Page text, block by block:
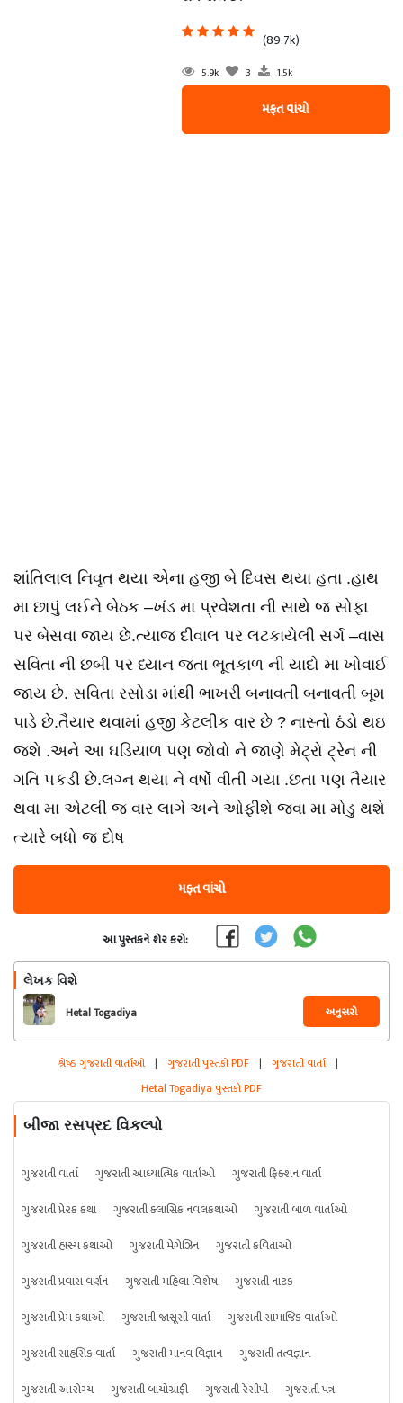
(89.7k)
5.9k 3 1.5k
મફત વાંચો
શાંતિલાલ નિવૃત થયા એના હજી બે દિવસ થયા હતા .હાથ
મા છાપું લઈને બેઠક –ખંડ મા પ્રવેશતા ની સાથે જ સોફા
પર બેસવા જાય છે.ત્યાજ દીવાલ પર લટકાયેલી સર્ગ –વાસ
સવિતા ની છબી પર ધ્યાન જતા ભૂતકાળ ની યાદો મા ખોવાઈ
જાય છે. સવિતા રસોડા માંથી ભાખરી બનાવતી બનાવતી બૂમ
પાડે છે.તૈયાર થવામાં હજી કેટલીક વાર છે ? નાસ્તો ઠંડો થઇ
જશે .અને આ ઘડિયાળ પણ જોવો ને જાણે મેટ્રો ટ્રેન ની
ગતિ પકડી છે.લગ્ન થયા ને વર્ષો વીતી ગયા .છતા પણ તૈયાર
થવા મા એટલી જ વાર લાગે અને ઓફીશે જવા મા મોડુ થશે
ત્યારે બધો જ દોષ
મફત વાંચો
આ પુસ્તકને શેર કરો:
લેખક વિશે
Hetal Togadiya અનુસરો
શ્રેષ્ઠ ગુજરાતી વાર્તાઓ | ગુજરાતી પુસ્તકો PDF | ગુજરાતી વાર્તા |
Hetal Togadiya પુસ્તકો PDF
બીજા રસપ્રદ વિકલ્પો
ગુજરાતી વાર્તા ગુજરાતી આધ્યાત્મિક વાર્તાઓ
ગુજરાતી ફિક્શન વાર્તા
ગુજરાતી પ્રેરક કથા
ગુજરાતી ક્લાસિક નવલકથાઓ
ગુજરાતી બાળ વાર્તાઓ
ગુજરાતી હાસ્ય કથાઓ
ગુજરાતી મેગેઝિન
ગુજરાતી કવિતાઓ
ગુજરાતી પ્રવાસ વર્ણન
ગુજરાતી મહિલા વિશેષ
ગુજરાતી નાટક
ગુજરાતી પ્રેમ કથાઓ
ગુજરાતી જાસૂસી વાર્તા
ગુજરાતી સામાજિક વાર્તાઓ
ગુજરાતી સાહસિક વાર્તા
ગુજરાતી માનવ વિજ્ઞાન
ગુજરાતી તત્વજ્ઞાન
ગુજરાતી આરોગ્ય
ગુજરાતી બાયોગ્રાફી ગુજરાતી રેસીપી ગુજરાતી પત્ર